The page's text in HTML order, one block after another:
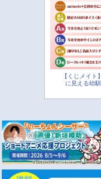
【くじメイ
に見える幼